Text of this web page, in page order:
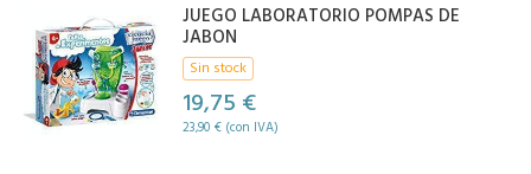
JUEGO LABORATORIO POMPAS DE
JABON
Sin stock
19,75 €
23,90 € (con IVA)